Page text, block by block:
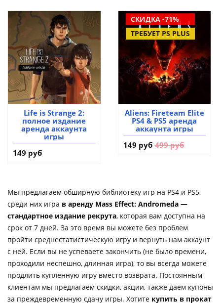
Life is Strange 2:
полное издание
аренда аккаунта
игры
149 руб
СКИДКА -71%
ТРЕБУЕТ PS PLUS
Aliens: Fireteam Elite
PS4 & PS5 аренда
аккаунта игры
149 руб 499 руб
Мы предлагаем обширную библиотеку игр на PS4 и PS5,
среди них игра в аренду Mass Effect: Andromeda —
стандартное издание рекрута, которая вам доступна на
срок от 7 дней. За это время вы можете без проблем
пройти среднестатистическую игру и вернуть нам аккаунт
с ней. Если вы не успеваете закончить (не было времени,
проходили неспешно, длинная игра), то вы всегда можете
продлить купленную игру вместо возврата. Постоянным
клиентам мы предлагаем скидки, акции, также даем купоны
за преждевременную сдачу игры. Хотите купить в прокат